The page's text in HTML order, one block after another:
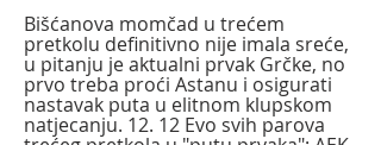
Bišćanova momčad u trećem
pretkolu definitivno nije imala sreće,
u pitanju je aktualni prvak Grčke, no
prvo treba proći Astanu i osigurati
nastavak puta u elitnom klupskom
natjecanju. 12. 12 Evo svih parova